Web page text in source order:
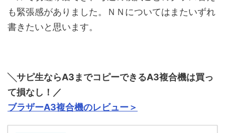
も緊張感がありました。ＮＮについてはまたいずれ
書きたいと思います。
╲サピ生ならA3までコピーできるA3複合機は買っ
て損なし！／
ブラザーA3複合機のレビュー＞